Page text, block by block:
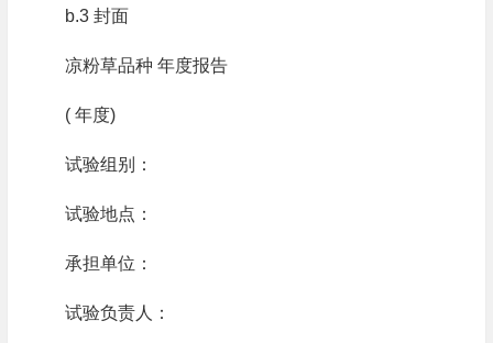
b.3 封面
凉粉草品种 年度报告
( 年度)
试验组别：
试验地点：
承担单位：
试验负责人：